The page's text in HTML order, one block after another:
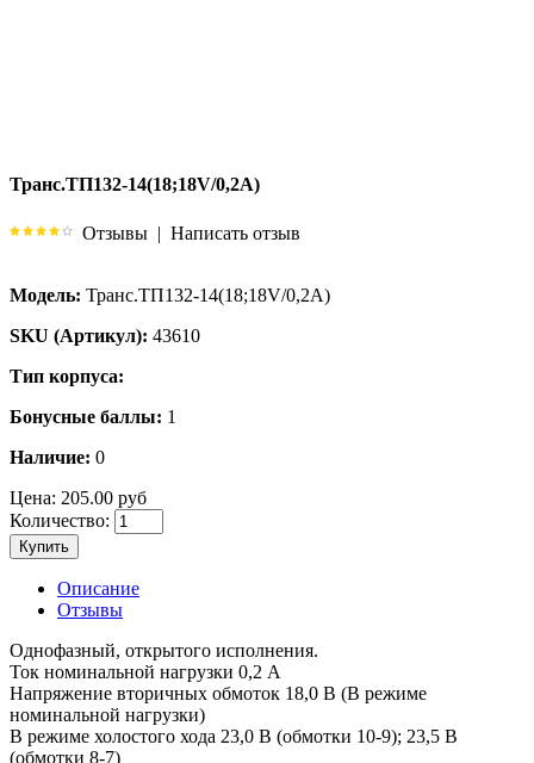
Транс.ТП132-14(18;18V/0,2A)
Отзывы | Написать отзыв
Модель: Транс.ТП132-14(18;18V/0,2A)
SKU (Артикул): 43610
Тип корпуса:
Бонусные баллы: 1
Наличие: 0
Цена: 205.00 руб
Количество:
Купить
Описание
Отзывы
Однофазный, открытого исполнения.
Ток номинальной нагрузки 0,2 А
Напряжение вторичных обмоток 18,0 В (В режиме
номинальной нагрузки)
В режиме холостого хода 23,0 В (обмотки 10-9); 23,5 В
(обмотки 8-7)